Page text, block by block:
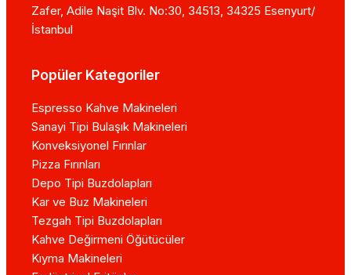
Zafer, Adile Naşit Blv. No:30, 34513, 34325 Esenyurt/
İstanbul
Popüler Kategoriler
Espresso Kahve Makineleri
Sanayi Tipi Bulaşık Makineleri
Konveksiyonel Fırınlar
Pizza Fırınları
Depo Tipi Buzdolapları
Kar ve Buz Makineleri
Tezgah Tipi Buzdolapları
Kahve Değirmeni Öğütücüler
Kıyma Makineleri